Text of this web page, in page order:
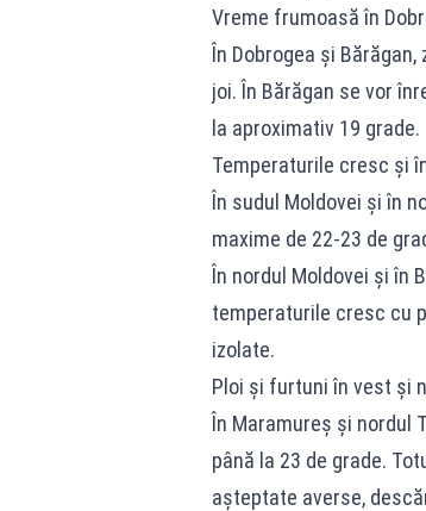
Vreme frumoasă în
În Dobrogea și
joi. În Bărăgan se vor
la aproximativ 19 grade.
Temperaturile cresc și
În sudul Moldovei și în
maxime de 22-23 de
În nordul Moldovei și în
temperaturile cresc cu
izolate.
Ploi și furtuni în vest și
În Maramureș și nordul
până la 23 de grade.
așteptate averse,